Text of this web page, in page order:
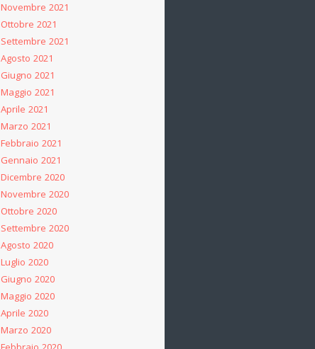
Novembre 2021
Ottobre 2021
Settembre 2021
Agosto 2021
Giugno 2021
Maggio 2021
Aprile 2021
Marzo 2021
Febbraio 2021
Gennaio 2021
Dicembre 2020
Novembre 2020
Ottobre 2020
Settembre 2020
Agosto 2020
Luglio 2020
Giugno 2020
Maggio 2020
Aprile 2020
Marzo 2020